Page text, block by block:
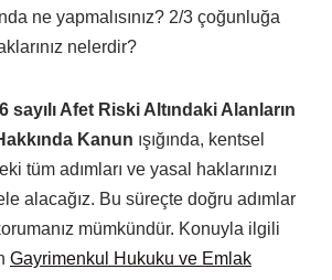
ne yapmalısınız? 2/3 çoğunluğa
nelerdir?
sayılı Afet Riski Altındaki Alanların
Kanun ışığında, kentsel
tüm adımları ve yasal haklarınızı
alacağız. Bu süreçte doğru adımlar
mümkündür. Konuyla ilgili
Gayrimenkul Hukuku ve Emlak